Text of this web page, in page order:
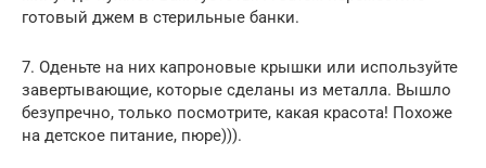
готовый джем в стерильные банки.
7. Оденьте на них капроновые крышки или используйте
завертывающие, которые сделаны из металла. Вышло
безупречно, только посмотрите, какая красота! Похоже
на детское питание, пюре))).